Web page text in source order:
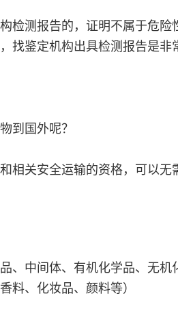
检测报告的，证明不属于危险
找鉴定机构出具检测报告是非
到国外呢？
相关安全运输的资格，可以无
、中间体、有机化学品、无机
料、化妆品、颜料等）